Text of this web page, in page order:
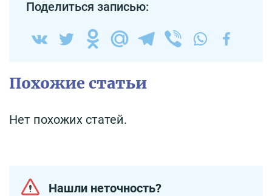
Поделиться записью:
Похожие статьи
Нет похожих статей.
Нашли неточность?